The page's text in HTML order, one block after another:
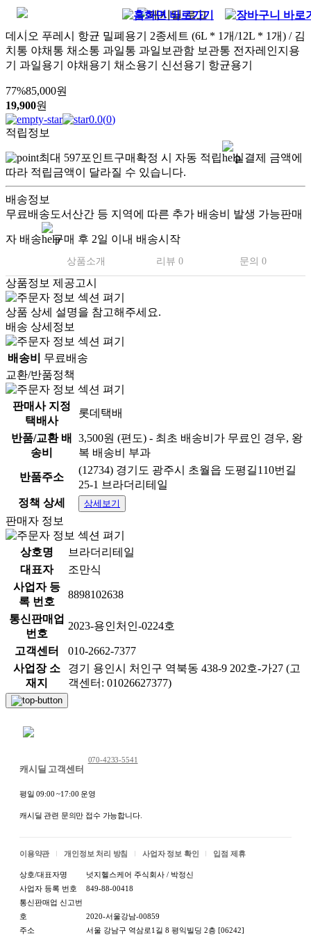
데시오 푸레시 항균 밀폐용기 2종세트 (6L * 1개/12L * 1개) / 김
치통 야채통 채소통 과일통 과일보관함 보관통 전자레인지용
기 과일용기 야채용기 채소용기 신선용기 항균용기
77%85,000원
19,900원
0.0(0)
적립정보
최대 597포인트구매확정 시 자동 적립
실결제 금액에
따라 적립금액이 달라질 수 있습니다.
배송정보
무료배송도서산간 등 지역에 따른 추가 배송비 발생 가능판매
자 배송 구매 후 2일 이내 배송시작
상품소개 리뷰 0 문의 0
상품정보 제공고시
상품 상세 설명을 참고해주세요.
배송 상세정보
배송비
무료배송
교환/반품정책
판매사 지정
택배사
롯데택배
반품/교환 배
송비
3,500원 (편도) - 최초 배송비가 무료인 경우, 왕
복 배송비 부과
반품주소
(12734) 경기도 광주시 초월읍 도평길110번길
25-1 브라더리테일
정책 상세
상세보기
판매자 정보
상호명
브라더리테일
대표자
조만식
사업자 등
록 번호
8898102638
통신판매업
번호
2023-용인처인-0224호
고객센터
010-2662-7377
사업장 소
재지
경기 용인시 처인구 역북동 438-9 202호-가27 (고
객센터: 01026627377)
캐시딜 고객센터
070-4233-5541
평일 09:00 ~17:00 운영
캐시딜 관련 문의만 접수 가능합니다.
이용약관 개인정보 처리 방침 사업자 정보 확인 입점 제휴
상호/대표자명
넛지헬스케어 주식회사 / 박정신
사업자 등록 번호
849-88-00418
통신판매업 신고번
호
2020-서울강남-00859
주소
서울 강남구 역삼로1길 8 평익빌딩 2층 [06242]